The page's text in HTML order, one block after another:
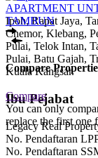
Ipoh, Rapat Jaya,
Chemor, Klebang,
Pulai, Telok Intan,
Pulai, Batu Gajah,
Kuala Kangsar.
Ibu Pejabat
Legacy Real
No. Pendaftaran
No. Pendaftaran
APARTMENT
TAMBUN
Compare
Compare
You can only
replace the first one